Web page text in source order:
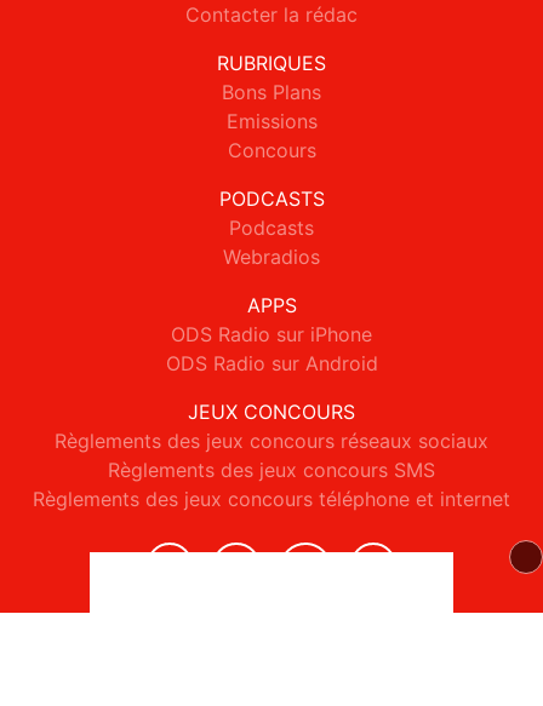
Contacter la rédac
RUBRIQUES
Bons Plans
Emissions
Concours
PODCASTS
Podcasts
Webradios
APPS
ODS Radio sur iPhone
ODS Radio sur Android
JEUX CONCOURS
Règlements des jeux concours réseaux sociaux
Règlements des jeux concours SMS
Règlements des jeux concours téléphone et internet